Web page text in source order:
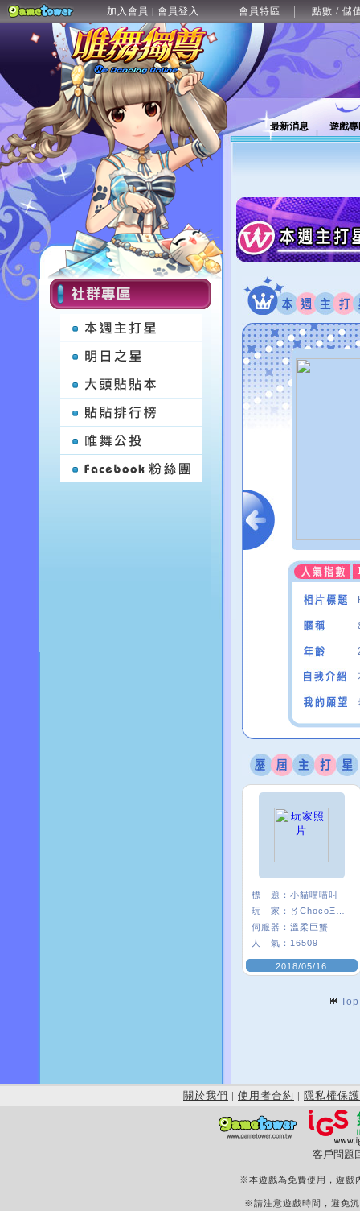
加入會員 | 會員登入 會員特區 點數 / 儲
最新消息 遊戲
標 題： 小貓喵喵叫
玩 家：
伺服器： 溫柔巨蟹
人 氣： 16509
2018/05/16
關於我們 | 使用者合約 | 隱私權保護
客戶問題
※本遊戲為免費使用，遊戲
※請注意遊戲時間，避免